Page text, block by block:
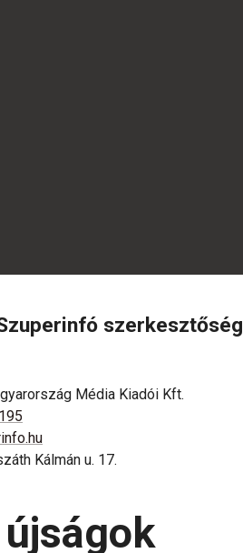
szerkesztőség
Média Kiadói Kft.
Kálmán u. 17.